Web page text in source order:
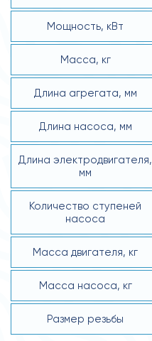
Мощность, кВт
Масса, кг
Длина агрегата, мм
Длина насоса, мм
Длина электродвигателя,
мм
Количество ступеней
насоса
Масса двигателя, кг
Масса насоса, кг
Размер резьбы